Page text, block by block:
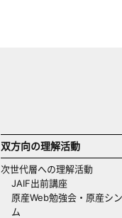
双方向の理解活動
次世代層への理解活動
JAIF出前講座
原産Web勉強会・原産シ
ム